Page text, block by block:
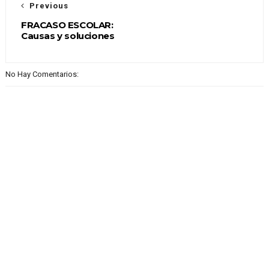
Previous
FRACASO ESCOLAR:
Causas y soluciones
No Hay Comentarios: